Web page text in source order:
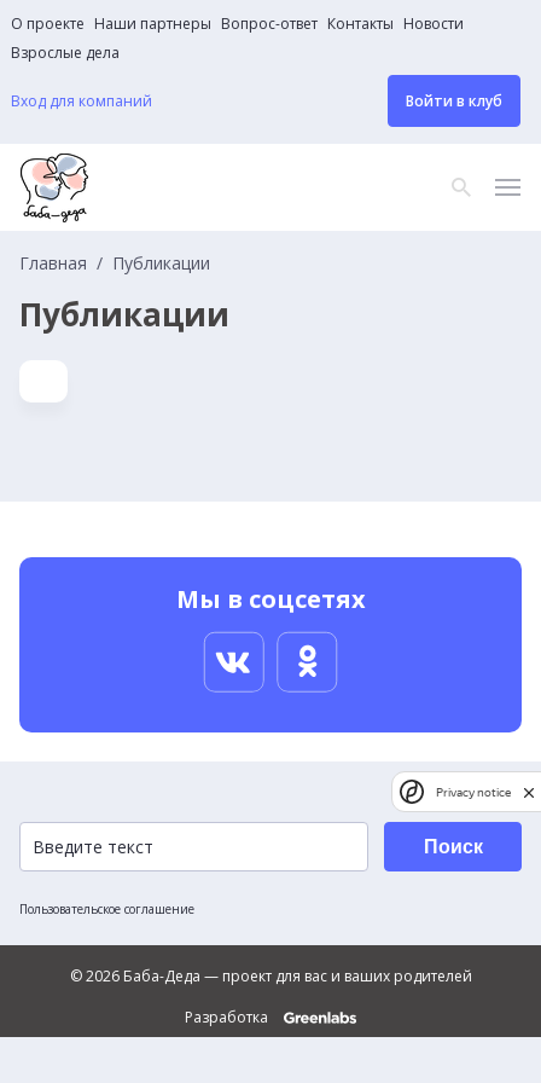
О проекте Наши партнеры Вопрос-ответ Контакты Новости
Взрослые дела
Вход для компаний Войти в клуб
Главная Публикации
Публикации
Мы в соцсетях
Пользовательское соглашение
Поиск
© 2026 Баба-Деда — проект для вас и ваших родителей
Разработка
Privacy notice